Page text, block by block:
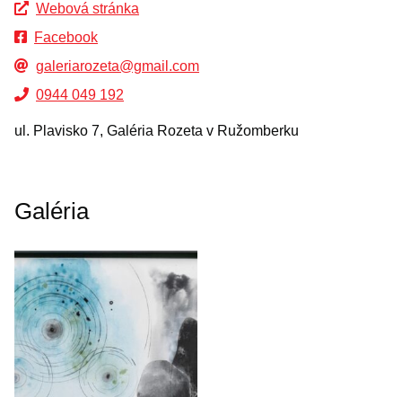
Webová stránka
Facebook
galeriarozeta@gmail.com
0944 049 192
ul. Plavisko 7, Galéria Rozeta v Ružomberku
Galéria